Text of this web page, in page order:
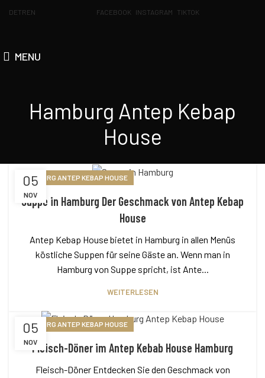
DETREN FACEBOOK INSTAGRAM TIKTOK
MENU
Hamburg Antep Kebap
House
05
NOV
HAMBURG ANTEP KEBAP HOUSE
Suppe in Hamburg Der Geschmack von Antep Kebap
House
Antep Kebap House bietet in Hamburg in allen Menüs
köstliche Suppen für seine Gäste an. Wenn man in
Hamburg von Suppe spricht, ist Ante...
WEITERLESEN
05
NOV
HAMBURG ANTEP KEBAP HOUSE
Fleisch-Döner im Antep Kebab House Hamburg
Fleisch-Döner Entdecken Sie den Geschmack von